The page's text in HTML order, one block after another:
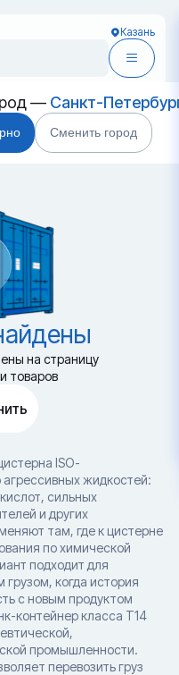
Казань
— Санкт-
Сменить город
класса T14 в
на страницу
товаров
ISO-
жидкостей:
сильных
и других
там, где к цистерне
по химической
подходит для
когда история
с новым продуктом
контейнер класса T14
промышленности.
перевозить груз